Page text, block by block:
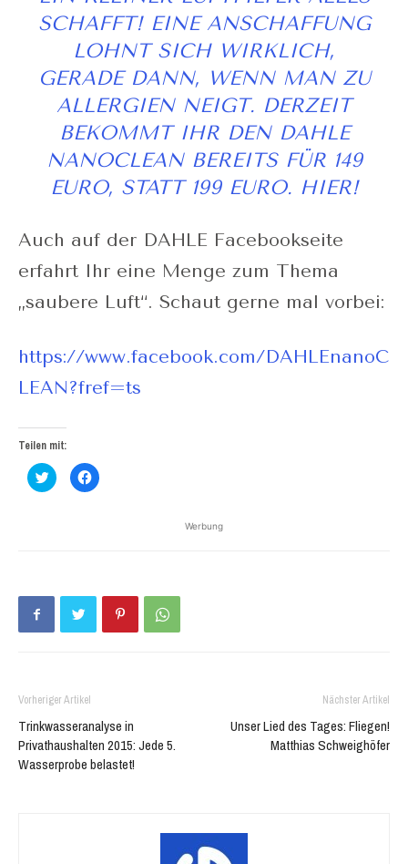
SCHAFFT! EINE ANSCHAFFUNG
LOHNT SICH WIRKLICH,
GERADE DANN, WENN MAN ZU
ALLERGIEN NEIGT. DERZEIT
BEKOMMT IHR DEN DAHLE
NANOCLEAN BEREITS FÜR 149
EURO, STATT 199 EURO. HIER!
Auch auf der DAHLE Facebookseite
erfahrt Ihr eine Menge zum Thema
„saubere Luft“. Schaut gerne mal vorbei:
https://www.facebook.com/DAHLEnanoC
LEAN?fref=ts
Teilen mit:
Klick,
um
Klick,
um
Werbung
Vorheriger Artikel
Trinkwasseranalyse in
Privathaushalten 2015: Jede 5.
Wasserprobe belastet!
Nächster Artikel
Unser Lied des Tages: Fliegen!
Matthias Schweighöfer